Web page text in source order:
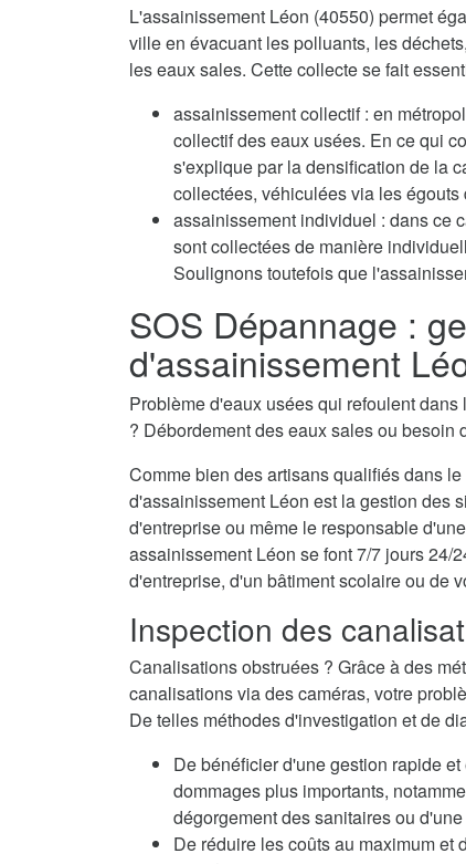
L'assainissement Léon (40550) permet
ville en évacuant les polluants, les
les eaux sales. Cette collecte se fait
assainissement collectif : en
collectif des eaux usées. En ce qui
s'explique par la densification de la
collectées, véhiculées via les
assainissement individuel : dans ce
sont collectées de manière
Soulignons toutefois que
SOS Dépannage :
d'assainissement
Problème d'eaux usées qui refoulent
? Débordement des eaux sales ou besoin
Comme bien des artisans qualifiés dans
d'assainissement Léon est la gestion des
d'entreprise ou même le responsable
assainissement Léon se font 7/7 jours 24/
d'entreprise, d'un bâtiment scolaire ou de
Inspection des
Canalisations obstruées ? Grâce à des
canalisations via des caméras, votre
De telles méthodes d'investigation et de
De bénéficier d'une gestion rapide
dommages plus importants,
dégorgement des sanitaires ou
De réduire les coûts au maximum